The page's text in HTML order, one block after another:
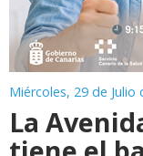
Miércoles, 29 de Julio
La